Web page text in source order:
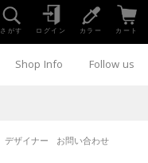
さがす ログイン カラー カート
Shop Info Follow us
デザイナー お問い合わせ